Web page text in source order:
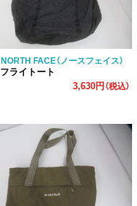
FACE（ノースフェイス）
ライトート
3,630円（税込）